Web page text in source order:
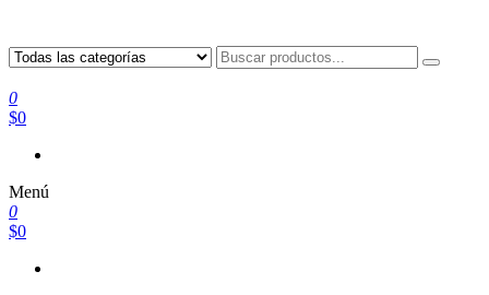
0
$0
Menú
0
$0